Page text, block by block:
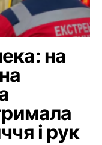
на
і рук